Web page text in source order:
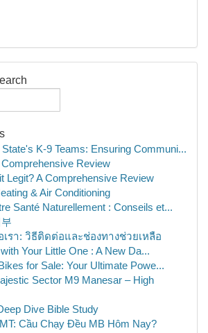
State's K-9 Teams: Ensuring Communi...
Review
Legit? A Comprehensive Review
& Air Conditioning
Santé Naturellement : Conseils et...
เรา: วิธีติดต่อและช่องทางช่วยเหลือ
Your Little One : A New Da...
for Sale: Your Ultimate Powe...
Sector M9 Manesar – High
Dive Bible Study
Cầu Chạy Đều MB Hôm Nay?